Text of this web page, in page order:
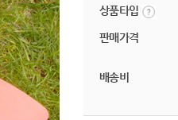
상품타입
판매가격
배송비